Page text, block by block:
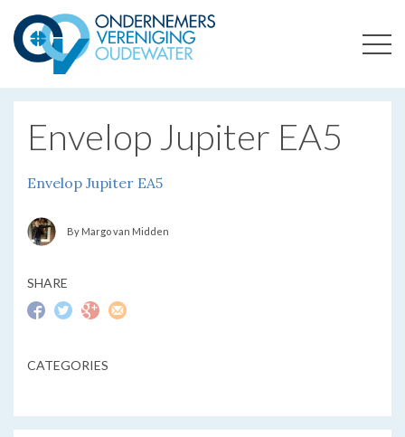
ONDERNEMERSVERENIGING OUDEWATER
Envelop Jupiter EA5
Envelop Jupiter EA5
By Margo van Midden
SHARE
CATEGORIES